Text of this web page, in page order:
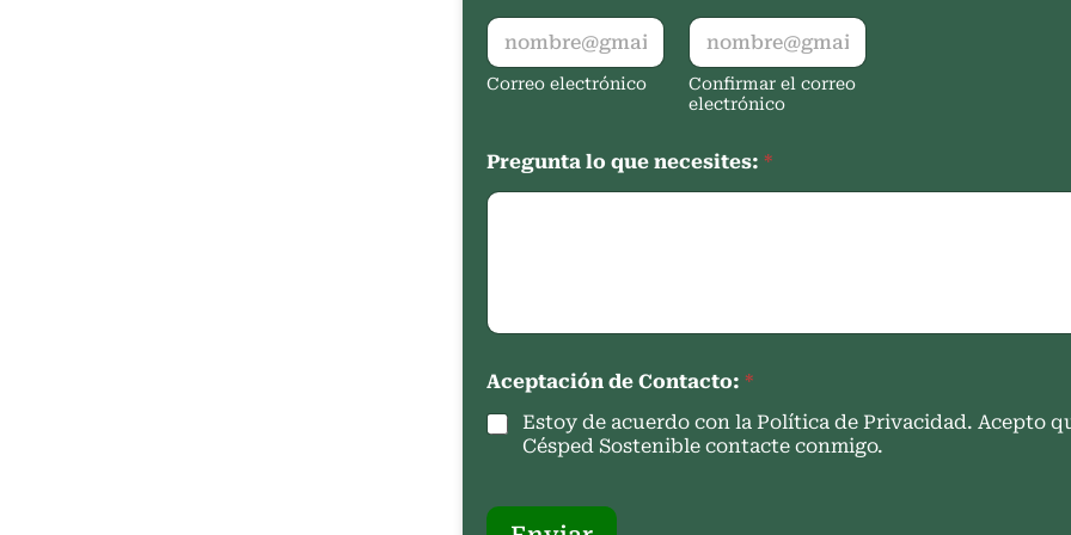
Correo electrónico
Confirmar el correo
electrónico
Pregunta lo que necesites: *
Aceptación de Contacto: *
Estoy de acuerdo con la Política de Privacidad. Acepto
Césped Sostenible contacte conmigo.